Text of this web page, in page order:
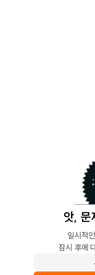
앗, 문
일시적
잠시 후에